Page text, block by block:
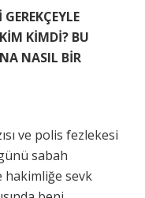
KİMDİ? BU
NASIL BİR
ve polis fezlekesi
sabah
sevk